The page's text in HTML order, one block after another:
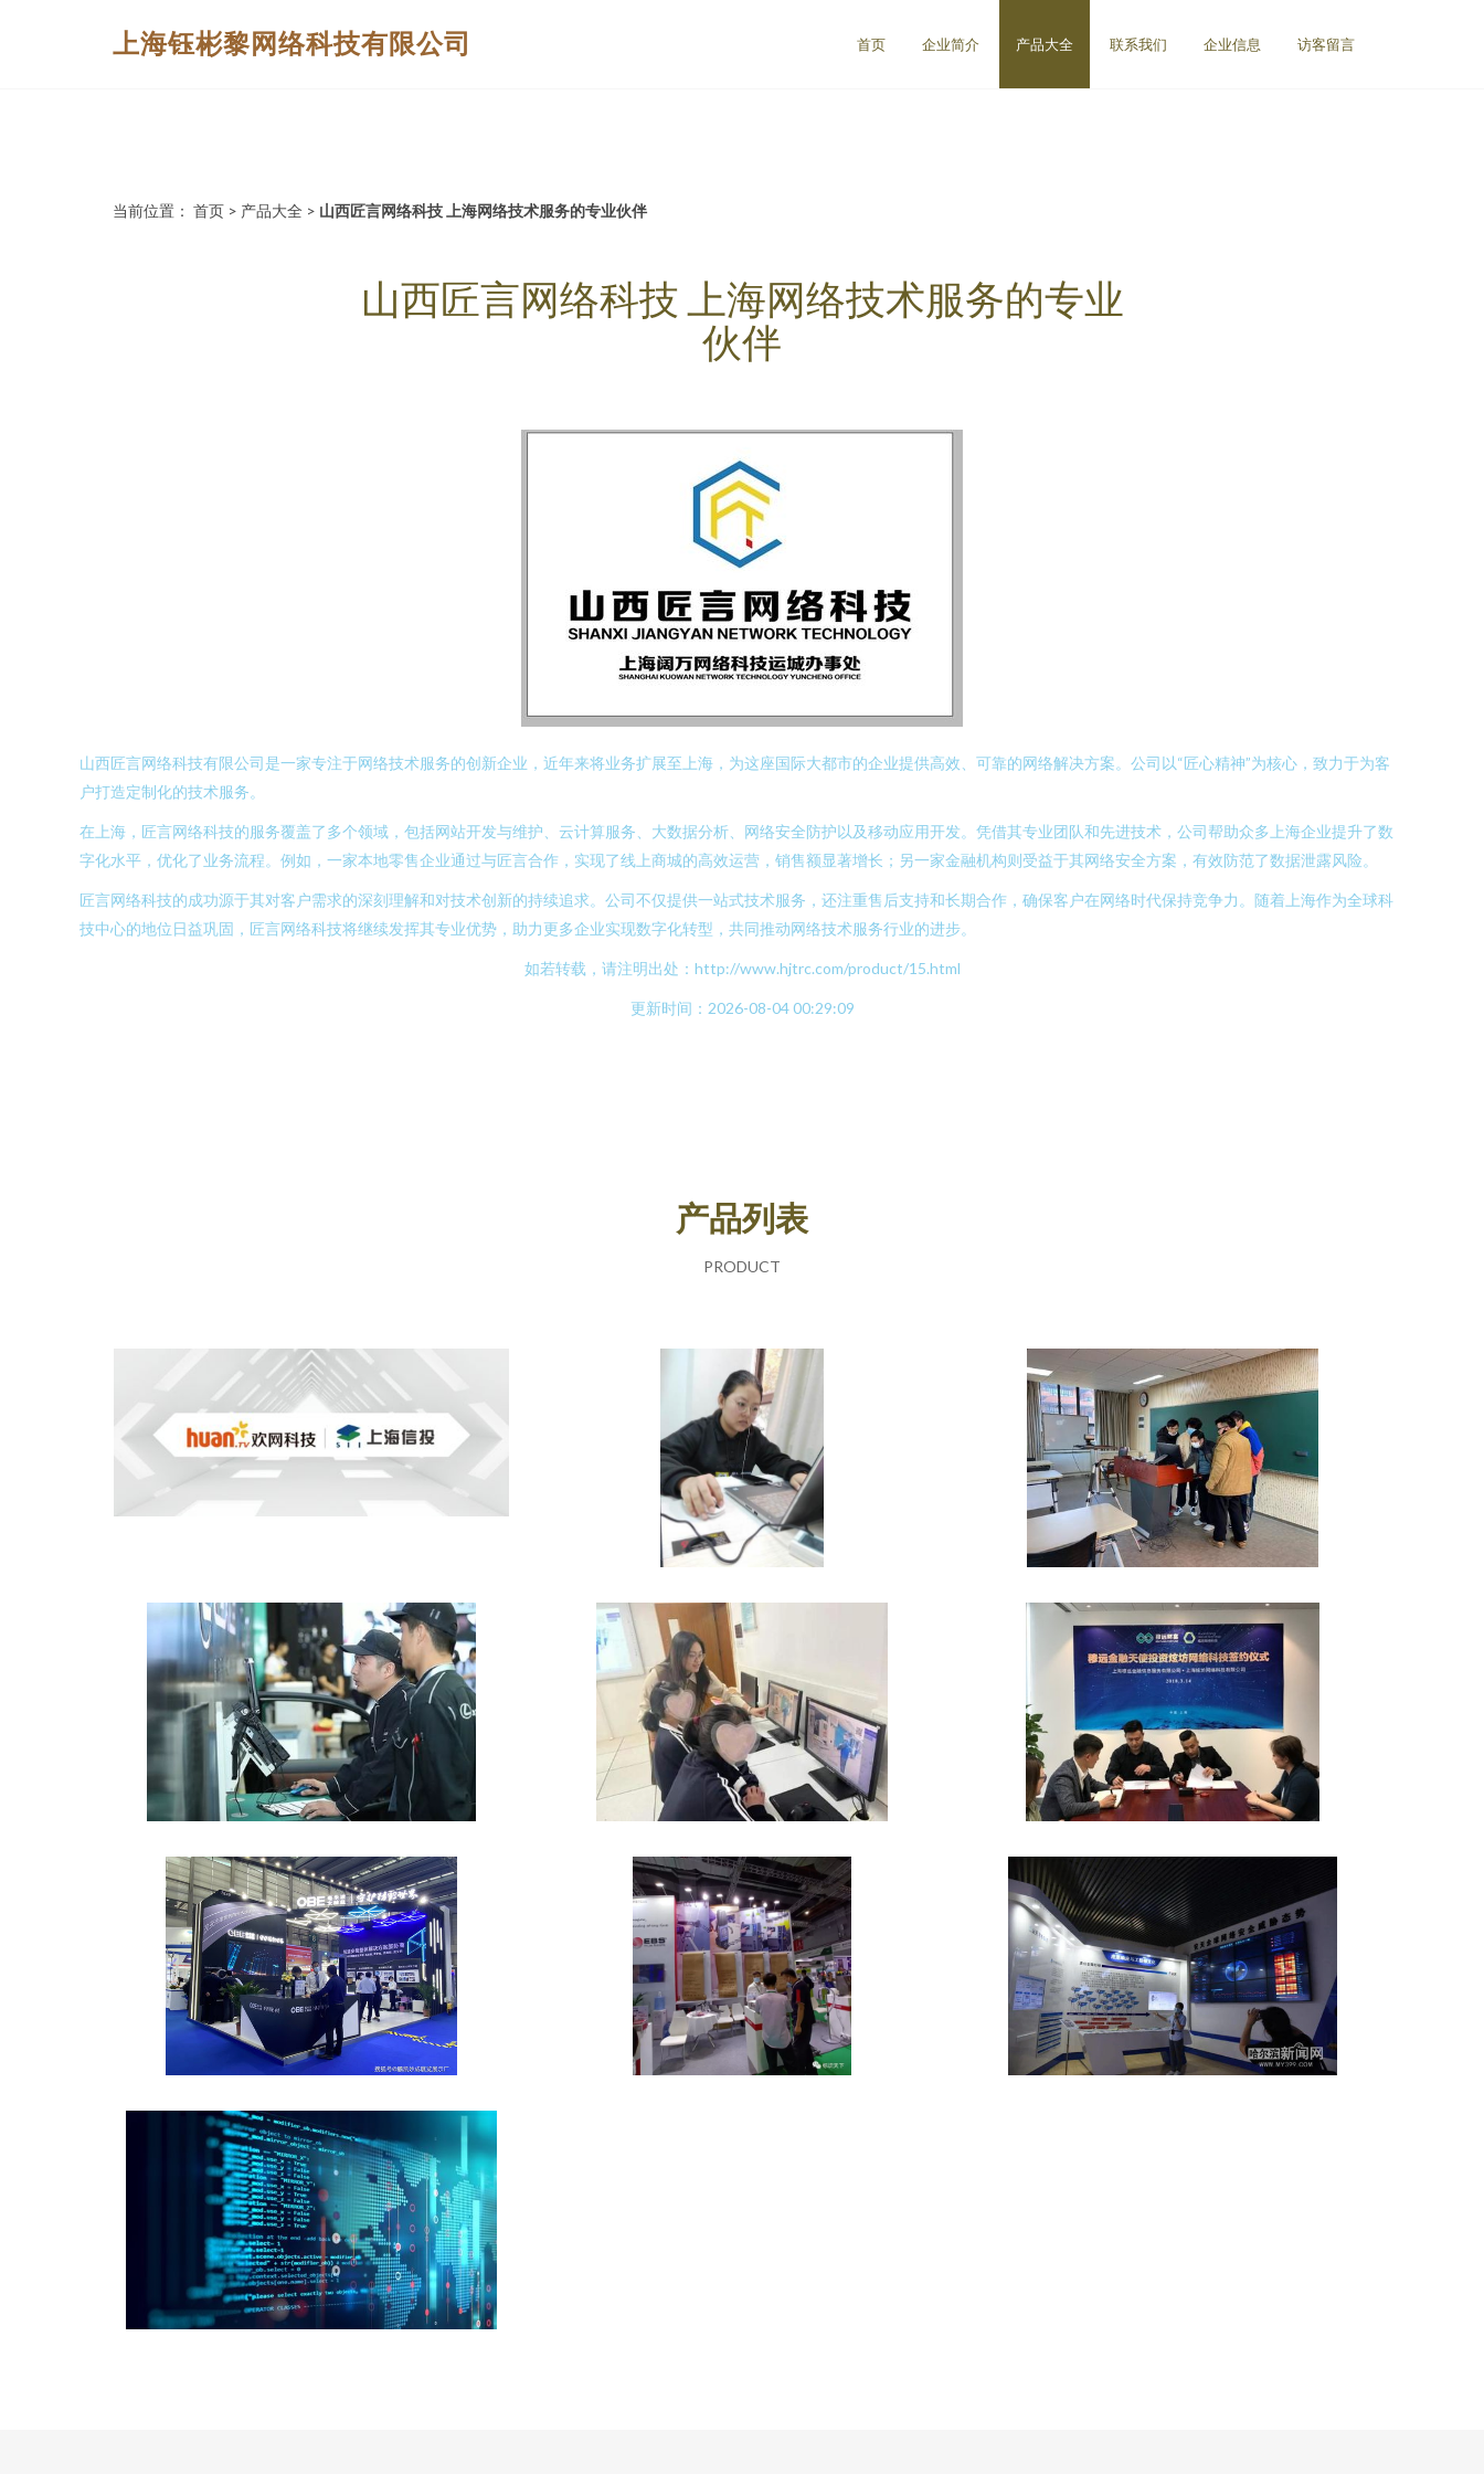
上海钰彬黎网络科技有限公司 首页 企业简介 产品大全 联系我们 企业信息 访客留言
当前位置： 首页 > 产品大全 > 山西匠言网络科技 上海网络技术服务的专业伙伴
山西匠言网络科技 上海网络技术服务的专业
伙伴
山西匠言网络科技有限公司是一家专注于网络技术服务的创新企业，近年来将业务扩展至上海，为这座国际大都市的企业提供高效、可靠的网络解决方案。公司以“匠心精神”为核心，致力于为客
户打造定制化的技术服务。
在上海，匠言网络科技的服务覆盖了多个领域，包括网站开发与维护、云计算服务、大数据分析、网络安全防护以及移动应用开发。凭借其专业团队和先进技术，公司帮助众多上海企业提升了数
字化水平，优化了业务流程。例如，一家本地零售企业通过与匠言合作，实现了线上商城的高效运营，销售额显著增长；另一家金融机构则受益于其网络安全方案，有效防范了数据泄露风险。
匠言网络科技的成功源于其对客户需求的深刻理解和对技术创新的持续追求。公司不仅提供一站式技术服务，还注重售后支持和长期合作，确保客户在网络时代保持竞争力。随着上海作为全球科
技中心的地位日益巩固，匠言网络科技将继续发挥其专业优势，助力更多企业实现数字化转型，共同推动网络技术服务行业的进步。
如若转载，请注明出处：http://www.hjtrc.com/product/15.html
更新时间：2026-08-04 00:29:09
产品列表
PRODUCT